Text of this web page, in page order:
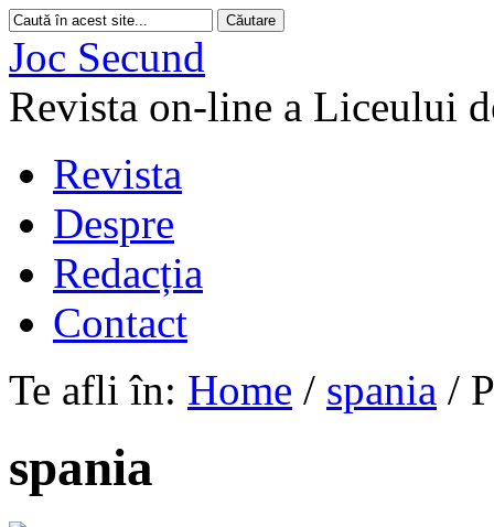
Joc Secund
Revista on-line a Liceului
Revista
Despre
Redacția
Contact
Te afli în: Home / spania /
spania